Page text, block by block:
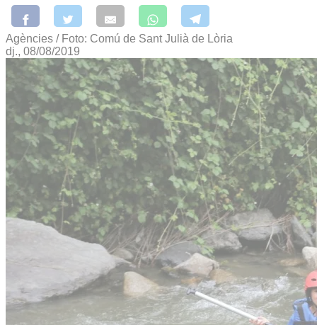
Agències / Foto: Comú de Sant Julià de Lòria
dj., 08/08/2019